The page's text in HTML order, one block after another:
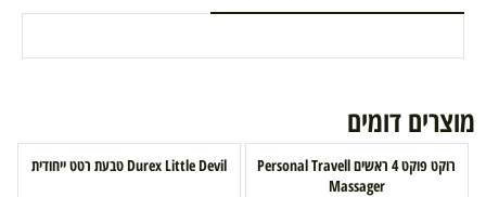
מוצרים דומים
רוקט פוקט 4 ראשים Personal Travell
Massager
Durex Little Devil טבעת רטט ייחודית